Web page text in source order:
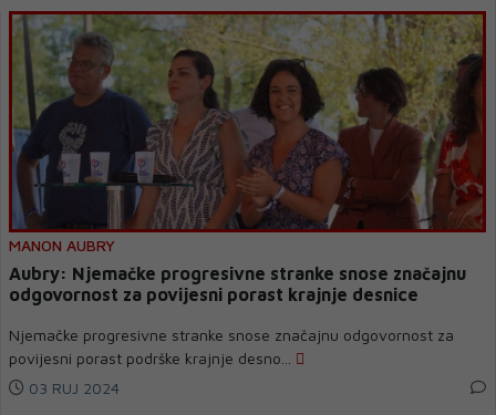
MANON AUBRY
Aubry: Njemačke progresivne stranke snose značajnu
odgovornost za povijesni porast krajnje desnice
Njemačke progresivne stranke snose značajnu odgovornost za
povijesni porast podrške krajnje desno...
03 RUJ 2024